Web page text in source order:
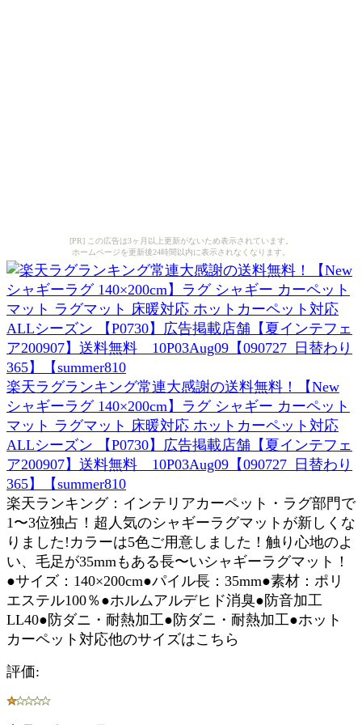
[PR] この広告は3ヶ月以上更新がないため表示されています。
ホームページを更新後24時間以内に表示されなくなります。
楽天ラグランキング常連大感謝の送料無料！【New
シャギーラグ 140×200cm】ラグ シャギー カーペット
マット ラグマット 床暖対応 ホットカーペット対応
ALLシーズン 【P0730】広告掲載店舗【夏インテフェ
ア200907】送料無料 10P03Aug09【090727_日替わり
365】【summer810
楽天ランキング：インテリアカーペット・ラグ部門で
1〜3位独占！超人気のシャギーラグマットが新しくな
りました!カラーは5色ご用意しました！触り心地のよ
い、毛足が35mmもある長〜いシャギーラグマット！
●サイズ：140×200cm●パイル長：35mm●素材：ポリ
エステル100％●ホルムアルデヒド消臭●防音加工
LL40●防ダニ・耐熱加工●防ダニ・耐熱加工●ホット
カーペット対応他のサイズはこちら
評価: